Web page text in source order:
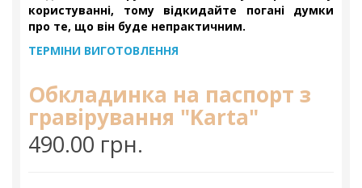
користуванні, тому відкидайте погані думки
про те, що він буде непрактичним.
ТЕРМІНИ ВИГОТОВЛЕННЯ
Обкладинка на паспорт з
гравірування "Karta"
490.00 грн.